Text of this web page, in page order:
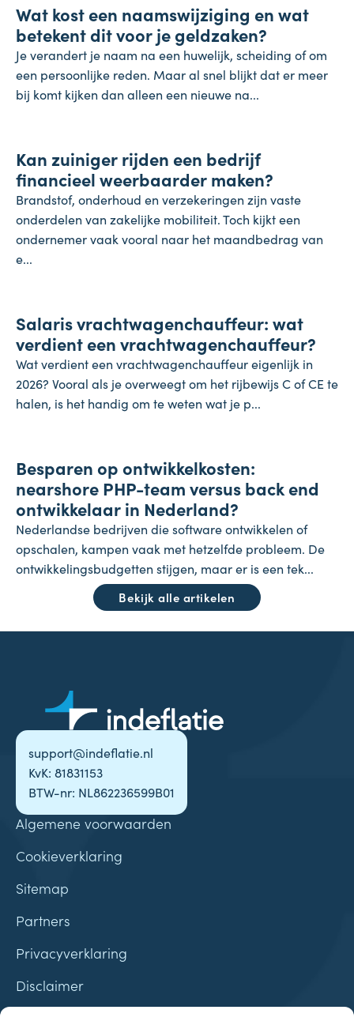
31 juli 2026
Wat kost een naamswijziging en wat
betekent dit voor je geldzaken?
Je verandert je naam na een huwelijk, scheiding of om
een persoonlijke reden. Maar al snel blijkt dat er meer
bij komt kijken dan alleen een nieuwe na...
28 juli 2026
Kan zuiniger rijden een bedrijf
financieel weerbaarder maken?
Brandstof, onderhoud en verzekeringen zijn vaste
onderdelen van zakelijke mobiliteit. Toch kijkt een
ondernemer vaak vooral naar het maandbedrag van
e...
27 juli 2026
Salaris vrachtwagenchauffeur: wat
verdient een vrachtwagenchauffeur?
Wat verdient een vrachtwagenchauffeur eigenlijk in
2026? Vooral als je overweegt om het rijbewijs C of CE te
halen, is het handig om te weten wat je p...
24 juli 2026
Besparen op ontwikkelkosten:
nearshore PHP-team versus back end
ontwikkelaar in Nederland?
Nederlandse bedrijven die software ontwikkelen of
opschalen, kampen vaak met hetzelfde probleem. De
ontwikkelingsbudgetten stijgen, maar er is een tek...
Bekijk alle artikelen
support@indeflatie.nl
KvK: 81831153
BTW-nr: NL862236599B01
Algemene voorwaarden
Cookieverklaring
Sitemap
Partners
Privacyverklaring
Disclaimer